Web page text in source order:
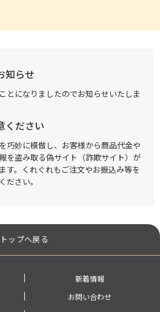
知らせ
とになりましたのでお知らせいたしま
ください
巧妙に模倣し、お客様から商品代金や
を盗み取る偽サイト（詐欺サイト）が
す。くれぐれもご注文やお振込み等を
ださい。
トップへ戻る
新着情報
お問い合わせ